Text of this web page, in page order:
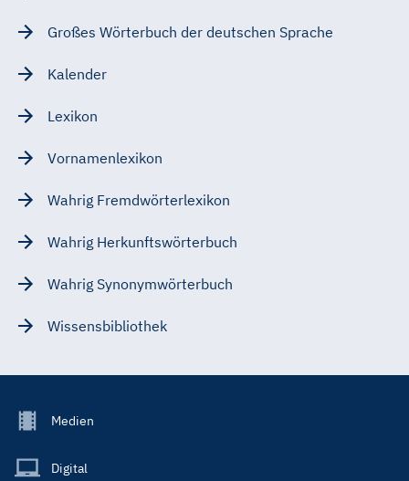
Großes Wörterbuch der deutschen Sprache
Kalender
Lexikon
Vornamenlexikon
Wahrig Fremdwörterlexikon
Wahrig Herkunftswörterbuch
Wahrig Synonymwörterbuch
Wissensbibliothek
Footer
Main
Medien
Digital